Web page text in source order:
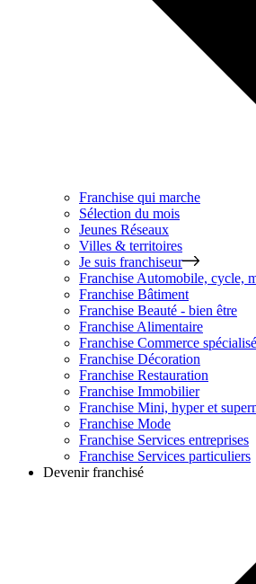
Franchise qui marche
Sélection du mois
Jeunes Réseaux
Villes & territoires
Je suis franchiseur
Franchise Automobile, cycle,
Franchise Bâtiment
Franchise Beauté - bien être
Franchise Alimentaire
Franchise Commerce spécialisé
Franchise Décoration
Franchise Restauration
Franchise Immobilier
Franchise Mini, hyper et
Franchise Mode
Franchise Services entreprises
Franchise Services particuliers
Devenir franchisé